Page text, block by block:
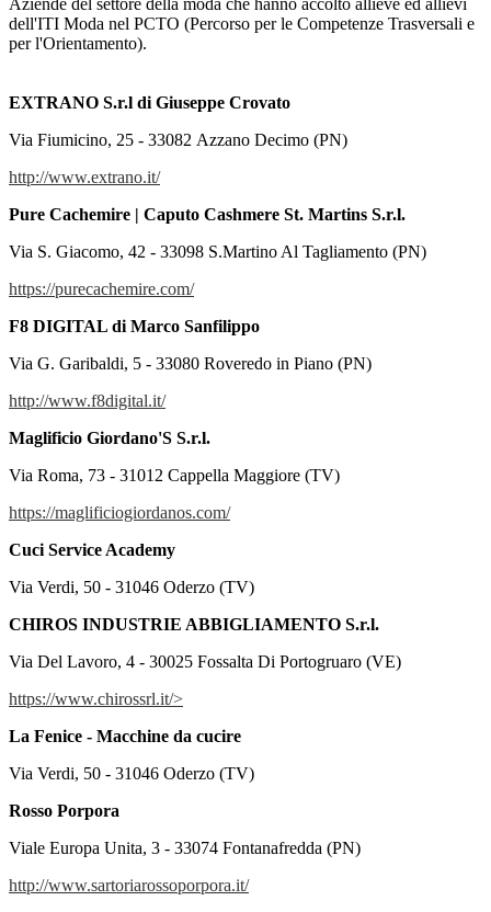
Aziende del settore della moda che hanno accolto allieve ed allievi
dell'ITI Moda nel PCTO (Percorso per le Competenze Trasversali e
per l'Orientamento).
EXTRANO S.r.l di Giuseppe Crovato
Via Fiumicino, 25 - 33082 Azzano Decimo (PN)
http://www.extrano.it/
Pure Cachemire | Caputo Cashmere St. Martins S.r.l.
Via S. Giacomo, 42 - 33098 S.Martino Al Tagliamento (PN)
https://purecachemire.com/
F8 DIGITAL di Marco Sanfilippo
Via G. Garibaldi, 5 - 33080 Roveredo in Piano (PN)
http://www.f8digital.it/
Maglificio Giordano'S S.r.l.
Via Roma, 73 - 31012 Cappella Maggiore (TV)
https://maglificiogiordanos.com/
Cuci Service Academy
Via Verdi, 50 - 31046 Oderzo (TV)
CHIROS INDUSTRIE ABBIGLIAMENTO S.r.l.
Via Del Lavoro, 4 - 30025 Fossalta Di Portogruaro (VE)
https://www.chirossrl.it/>
La Fenice - Macchine da cucire
Via Verdi, 50 - 31046 Oderzo (TV)
Rosso Porpora
Viale Europa Unita, 3 - 33074 Fontanafredda (PN)
http://www.sartoriarossoporpora.it/